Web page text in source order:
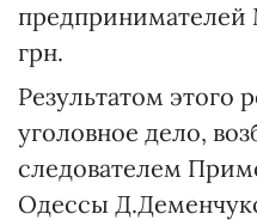
предпринимателей
грн.
Результатом этого
уголовное дело,
следователем
Одессы